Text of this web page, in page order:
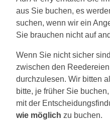
aus Sie buchen, es
suchen, wenn wir ein
Sie brauchen nicht auf
Wenn Sie nicht sicher
zwischen den
durchzulesen. Wir bitten
bitte, je früher Sie
mit der
wie möglich zu buchen.